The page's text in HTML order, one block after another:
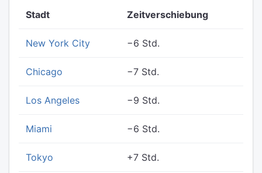
Stadt Zeitverschiebung
New York City −6 Std.
Chicago −7 Std.
Los Angeles −9 Std.
Miami −6 Std.
Tokyo +7 Std.